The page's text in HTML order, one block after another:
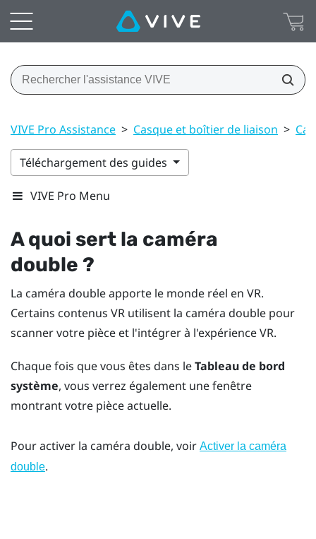
VIVE Pro Assistance > Casque et boîtier de liaison >
Téléchargement des guides
VIVE Pro Menu
A quoi sert la caméra
double ?
La caméra double apporte le monde réel en VR.
Certains contenus VR utilisent la caméra double pour
scanner votre pièce et l'intégrer à l'expérience VR.
Chaque fois que vous êtes dans leTableau de bord
système, vous verrez également une fenêtre
montrant votre pièce actuelle.
Pour activer la caméra double, voir Activer la caméra
double.